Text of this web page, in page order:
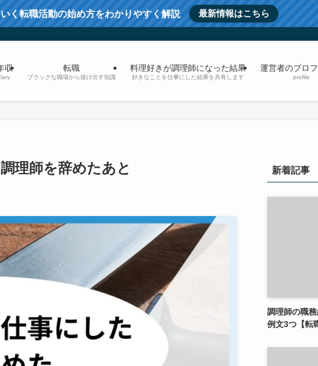
く転職活動の始め方をわかりやすく解説 最新情報はこちら
収 転職
ブラックな職場から抜け出す知識
料理好きが調理師になった結果
好きなことを仕事にした結果を共有します
運営者のプロ
profile
理師を辞めたあと 新着記事
調理師の職
例文3つ【転